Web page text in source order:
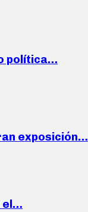
política…
exposición…
el…